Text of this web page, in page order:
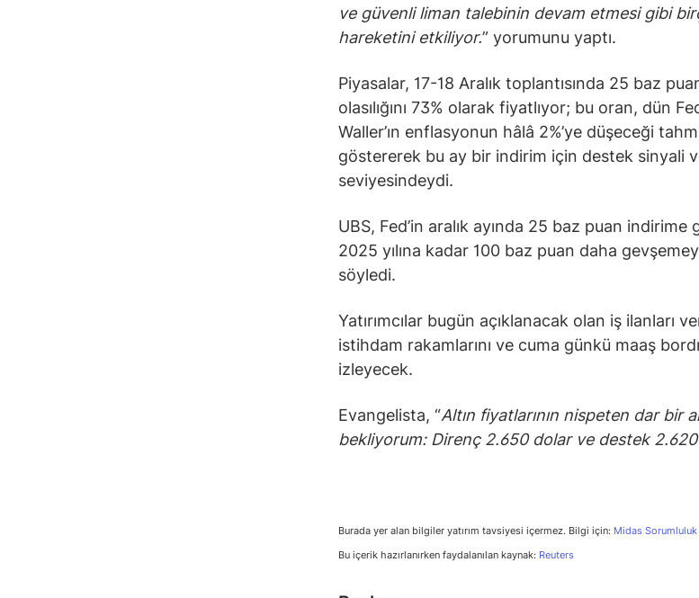
ve güvenli liman talebinin devam etmesi gibi
hareketini etkiliyor.” yorumunu yaptı.
Piyasalar, 17-18 Aralık toplantısında 25 baz
olasılığını 73% olarak fiyatlıyor; bu oran, dün
Waller’ın enflasyonun hâlâ 2%’ye düşeceği
göstererek bu ay bir indirim için destek sinyali
seviyesindeydi.
UBS, Fed’in aralık ayında 25 baz puan indirime
2025 yılına kadar 100 baz puan daha
söyledi.
Yatırımcılar bugün açıklanacak olan iş ilanları
istihdam rakamlarını ve cuma günkü maaş
izleyecek.
Evangelista, “Altın fiyatlarının nispeten dar bir
bekliyorum: Direnç 2.650 dolar ve destek
Burada yer alan bilgiler yatırım tavsiyesi içermez. Bilgi için: Midas Sorumluluk
Bu içerik hazırlanırken faydalanılan kaynak: Reuters